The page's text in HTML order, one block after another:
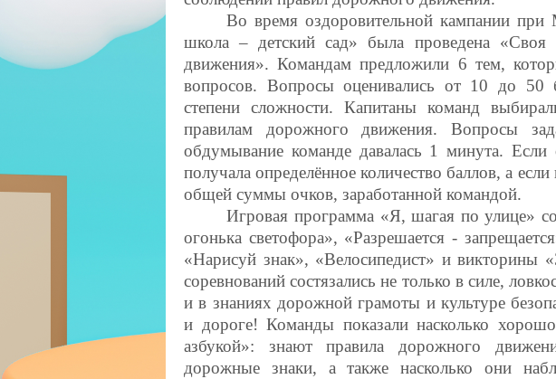
Во время оздоровительной кампании при
школа – детский сад» была проведена «Своя
движения». Командам предложили 6 тем,
вопросов. Вопросы оценивались от 10 до 50
степени сложности. Капитаны команд
правилам дорожного движения. Вопросы
обдумывание команде давалась 1 минута. Если
получала определённое количество баллов, а
общей суммы очков, заработанной командой.
Игровая программа «Я, шагая по улице»
огонька светофора», «Разрешается -
«Нарисуй знак», «Велосипедист» и викторины
соревнований состязались не только в силе,
и в знаниях дорожной грамоты и культуре
и дороге! Команды показали насколько
азбукой»: знают правила дорожного
дорожные знаки, а также насколько они